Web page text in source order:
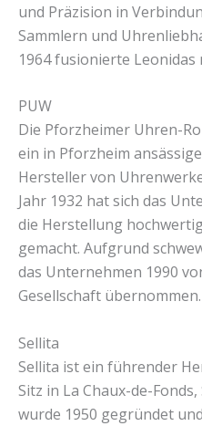
und Präzision in
Sammlern und
1964 fusionierte Leonidas
PUW
Die Pforzheimer Uhren-
ein in Pforzheim
Hersteller von
Jahr 1932 hat sich das
die Herstellung
gemacht. Aufgrund
das Unternehmen 1990
Gesellschaft übernommen.
Sellita
Sellita ist ein führender
Sitz in La Chaux-de-
wurde 1950 gegründet